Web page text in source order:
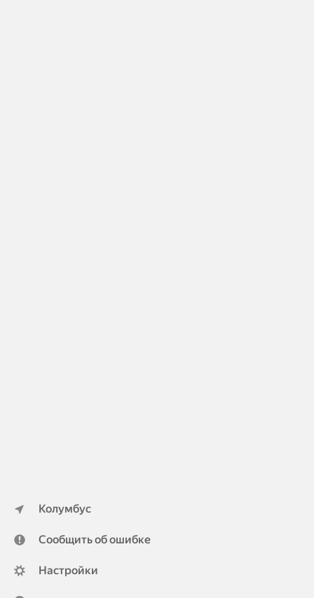
Колумбус
Сообщить об ошибке
Настройки